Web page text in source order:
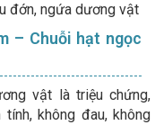
đớn, ngứa dương vật
– Chuỗi hạt ngọc
vật là triệu chứng,
không đau, không